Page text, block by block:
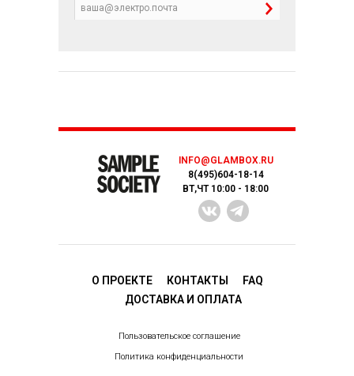
INFO@GLAMBOX.RU
8(495)604-18-14
ВТ,ЧТ 10:00 - 18:00
О ПРОЕКТЕ КОНТАКТЫ
FAQ
ДОСТАВКA И ОПЛАТА
Пользовательское соглашение
Политика конфиденциальности